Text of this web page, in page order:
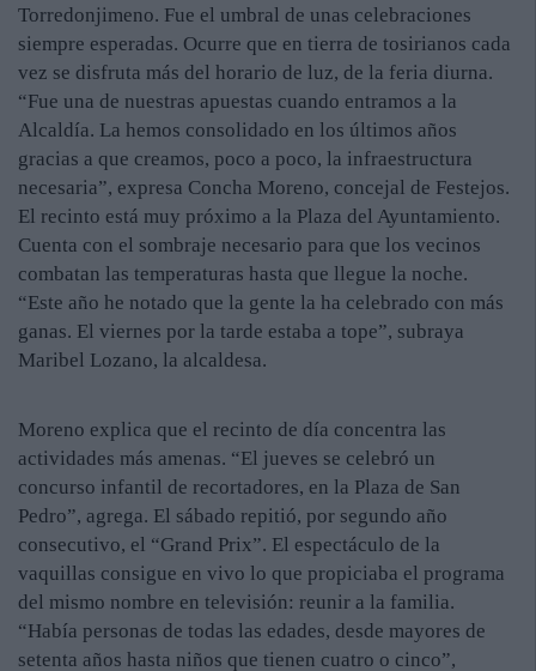
Torredonjimeno. Fue el umbral de unas celebraciones
siempre esperadas. Ocurre que en tierra de tosirianos cada
vez se disfruta más del horario de luz, de la feria diurna.
“Fue una de nuestras apuestas cuando entramos a la
Alcaldía. La hemos consolidado en los últimos años
gracias a que creamos, poco a poco, la infraestructura
necesaria”, expresa Concha Moreno, concejal de Festejos.
El recinto está muy próximo a la Plaza del Ayuntamiento.
Cuenta con el sombraje necesario para que los vecinos
combatan las temperaturas hasta que llegue la noche.
“Este año he notado que la gente la ha celebrado con más
ganas. El viernes por la tarde estaba a tope”, subraya
Maribel Lozano, la alcaldesa.
Moreno explica que el recinto de día concentra las
actividades más amenas. “El jueves se celebró un
concurso infantil de recortadores, en la Plaza de San
Pedro”, agrega. El sábado repitió, por segundo año
consecutivo, el “Grand Prix”. El espectáculo de la
vaquillas consigue en vivo lo que propiciaba el programa
del mismo nombre en televisión: reunir a la familia.
“Había personas de todas las edades, desde mayores de
setenta años hasta niños que tienen cuatro o cinco”,